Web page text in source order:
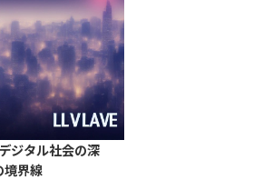
ジタル社会の深
境界線